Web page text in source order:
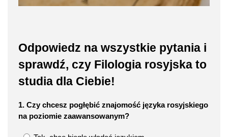
Odpowiedz na wszystkie pytania i
sprawdź, czy Filologia rosyjska to
studia dla Ciebie!
1. Czy chcesz pogłębić znajomość języka rosyjskiego
na poziomie zaawansowanym?